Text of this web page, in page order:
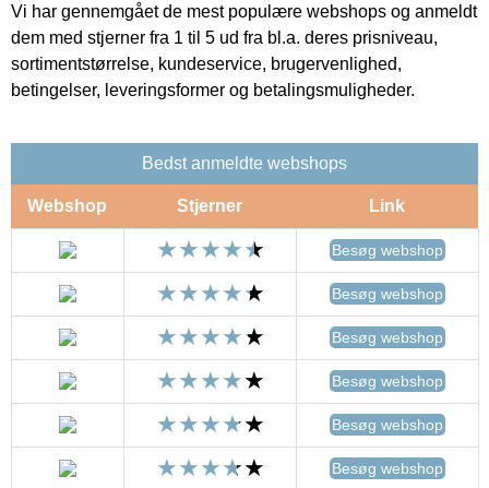
Vi har gennemgået de mest populære webshops og anmeldt
dem med stjerner fra 1 til 5 ud fra bl.a. deres prisniveau,
sortimentstørrelse, kundeservice, brugervenlighed,
betingelser, leveringsformer og betalingsmuligheder.
Bedst anmeldte webshops
Webshop Stjerner Link
Besøg webshop
Besøg webshop
Besøg webshop
Besøg webshop
Besøg webshop
Besøg webshop